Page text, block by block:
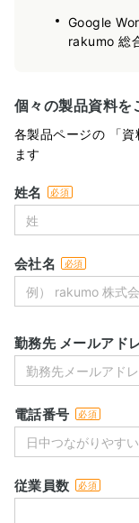
Google
rakumo 総
個々の製品資料を
各製品ページの 「
ます